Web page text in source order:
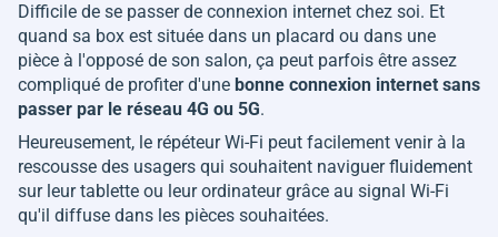
Difficile de se passer de connexion internet chez soi. Et
quand sa box est située dans un placard ou dans une
pièce à l'opposé de son salon, ça peut parfois être assez
compliqué de profiter d'une bonne connexion internet sans
passer par le réseau 4G ou 5G.
Heureusement, le répéteur Wi-Fi peut facilement venir à la
rescousse des usagers qui souhaitent naviguer fluidement
sur leur tablette ou leur ordinateur grâce au signal Wi-Fi
qu'il diffuse dans les pièces souhaitées.